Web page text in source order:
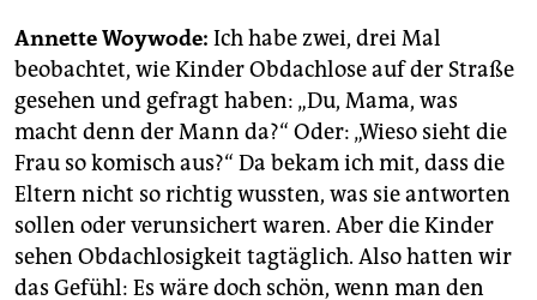
Annette Woywode: Ich habe zwei, drei Mal
beobachtet, wie Kinder Obdachlose auf der Straße
gesehen und gefragt haben: „Du, Mama, was
macht denn der Mann da?“ Oder: „Wieso sieht die
Frau so komisch aus?“ Da bekam ich mit, dass die
Eltern nicht so richtig wussten, was sie antworten
sollen oder verunsichert waren. Aber die Kinder
sehen Obdachlosigkeit tagtäglich. Also hatten wir
das Gefühl: Es wäre doch schön, wenn man den